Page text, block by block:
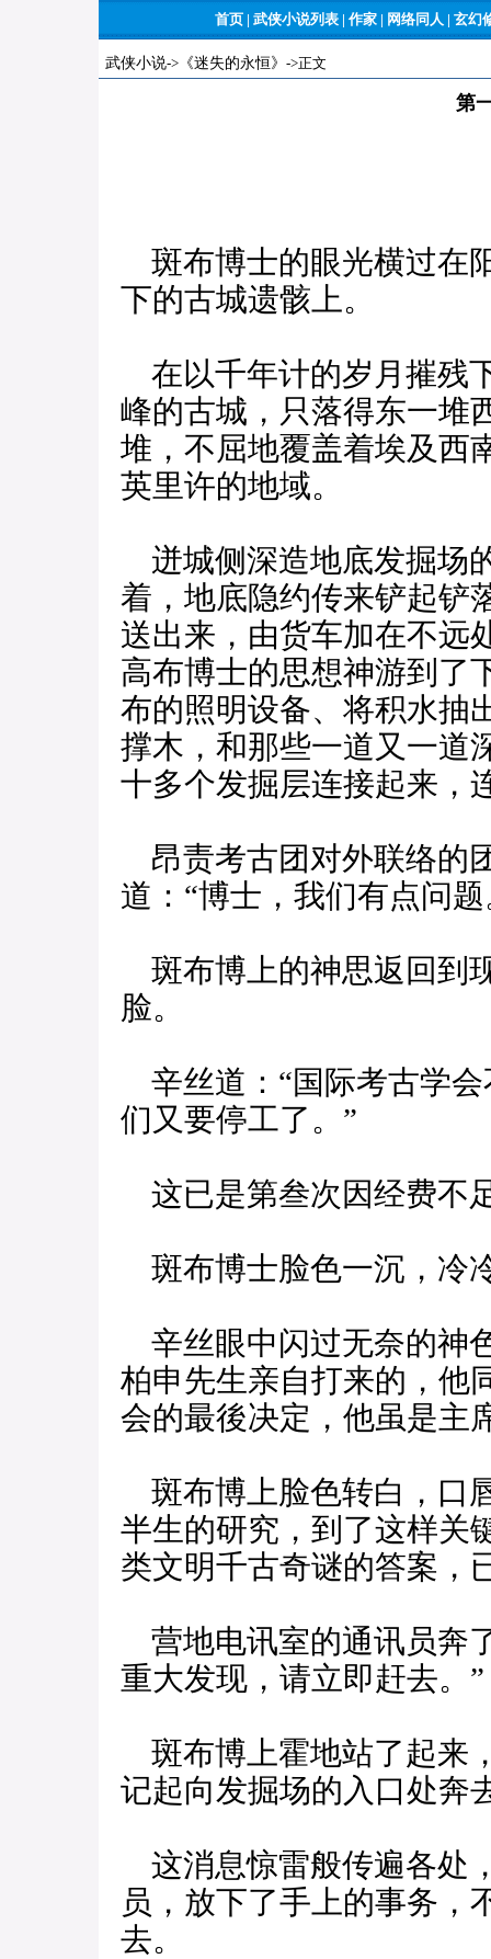
首页 | 武侠小说列表 | 作家 | 网络同人 | 玄幻
武侠小说-> 《迷失的永恒》 ->正文
第
斑布博士的眼光横过在
下的古城遗骸上。
在以千年计的岁月摧残
峰的古城，只落得东一堆
堆，不屈地覆盖着埃及西
英里许的地域。
迸城侧深造地底发掘场
着，地底隐约传来铲起铲
送出来，由货车加在不远
高布博士的思想神游到了
布的照明设备、将积水抽
撑木，和那些一道又一道
十多个发掘层连接起来，
昂责考古团对外联络的
道：“博士，我们有点问题
斑布博上的神思返回到
脸。
辛丝道：“国际考古学
们又要停工了。”
这已是第叁次因经费不
斑布博士脸色一沉，冷
辛丝眼中闪过无奈的神
柏申先生亲自打来的，他
会的最後决定，他虽是主
斑布博上脸色转白，口
半生的研究，到了这样关
类文明千古奇谜的答案，
营地电讯室的通讯员奔
重大发现，请立即赶去。”
斑布博上霍地站了起来
记起向发掘场的入口处奔
这消息惊雷般传遍各处
员，放下了手上的事务，
去。